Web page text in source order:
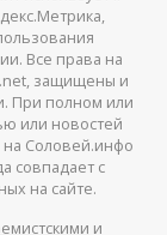
Все права на
защищены и
При полном или
или новостей
на Соловей.инфо
совпадает с
на сайте.
и